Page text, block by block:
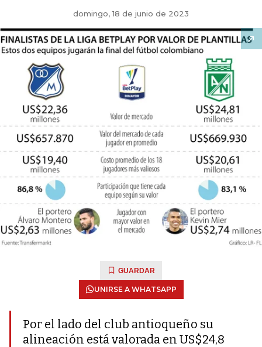
domingo, 18 de junio de 2023
GUARDAR
UNIRSE A WHATSAPP
Por el lado del club antioqueño su
alineación está valorada en US$24,8